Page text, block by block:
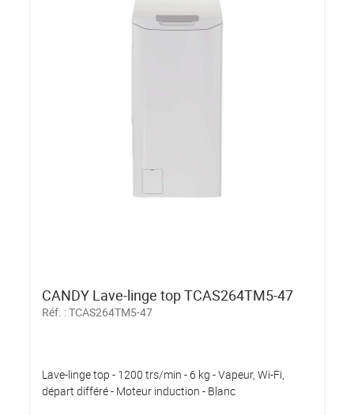
CANDY Lave-linge top TCAS264TM5-47
Réf. :TCAS264TM5-47
Lave-linge top - 1200 trs/min - 6 kg - Vapeur, Wi-Fi,
départ différé - Moteur induction - Blanc